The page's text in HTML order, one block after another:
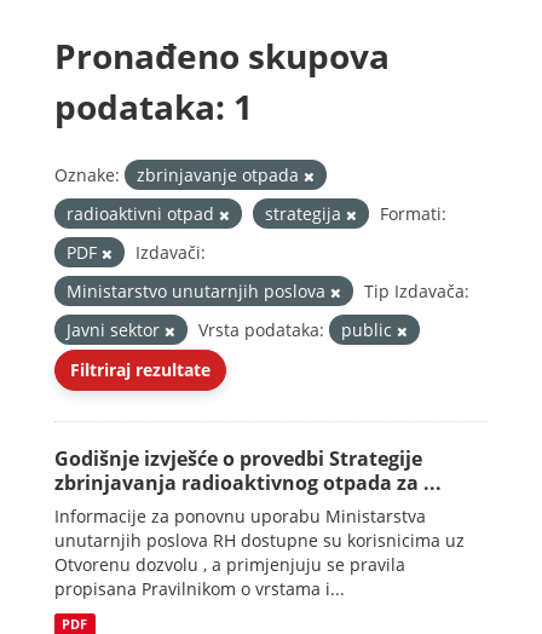
Pronađeno skupova
podataka: 1
Oznake:
zbrinjavanje otpada
radioaktivni otpad
strategija
Formati:
PDF
Izdavači:
Ministarstvo unutarnjih poslova
Tip Izdavača:
Javni sektor
Vrsta podataka:
public
Filtriraj rezultate
Godišnje izvješće o provedbi Strategije
zbrinjavanja radioaktivnog otpada za ...
Informacije za ponovnu uporabu Ministarstva
unutarnjih poslova RH dostupne su korisnicima uz
Otvorenu dozvolu , a primjenjuju se pravila
propisana Pravilnikom o vrstama i...
PDF